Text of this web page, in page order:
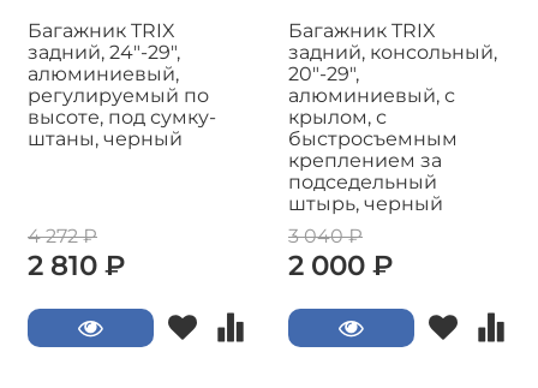
Багажник TRIX
задний, 24"-29",
алюминиевый,
регулируемый по
высоте, под сумку-
штаны, черный
4 272 ₽
2 810 ₽
Багажник TRIX
задний, консольный,
20"-29",
алюминиевый, с
крылом, с
быстросъемным
креплением за
подседельный
штырь, черный
3 040 ₽
2 000 ₽